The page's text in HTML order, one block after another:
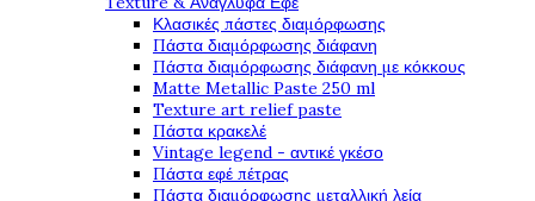
Κλασικές πάστες διαμόρφωσης
Πάστα διαμόρφωσης διάφανη
Πάστα διαμόρφωσης διάφανη με κόκκους
Matte Metallic Paste 250 ml
Texture art relief paste
Πάστα κρακελέ
Vintage legend - αντικέ γκέσο
Πάστα εφέ πέτρας
Πάστα διαμόρφωσης μεταλλική λεία